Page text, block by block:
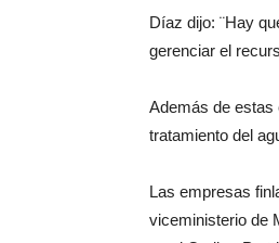
Díaz dijo: ¨Hay
gerenciar el
Además de estas
tratamiento del
Las empresas
viceministerio de